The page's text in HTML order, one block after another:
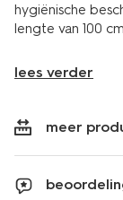
hygiënische
lengte van 100
lees verder
meer